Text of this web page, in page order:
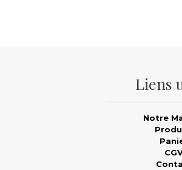
Liens
Notre